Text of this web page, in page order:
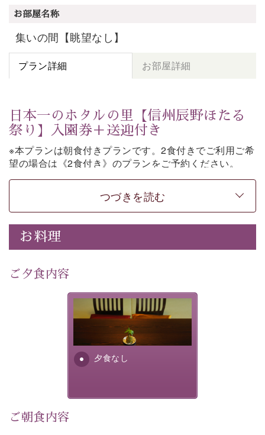
お部屋名称
集いの間【眺望なし】
プラン詳細 お部屋詳細
日本一のホタルの里【信州辰野ほたる
祭り】入園券＋送迎付き
※本プランは朝食付きプランです。2食付きでご利用ご希
望の場合は《2食付き》のプランをご予約ください。
「日本一のホタルの里」として知られる辰野町・ほたる
そこで開催される【信州辰野ほたる祭り】への送迎と入
園券がついた期間限定プランをご用意いたしました。
ホタルが織りなす幻想的な光景。昨年は多い日で1日
4,000匹以上のホタルが観測されました。（
像：辰野町）
自然豊かな信州ならではの風情をご体験ください。
宿泊期間：2026年6月13日～21日
【スケジュール】
19：10 お隣の「ホテル紅や」ロビー集合
20：00 ほたる童謡公園到着（60分間の自由時間）
21：00 ほたる童謡公園出発
21：45 「ホテル紅や」到着
つづきを読む
お料理
ご夕食内容
夕食なし
夕食なしご夕食を追加される
場合は、二食付きのプランを
お選びくださいませ。
ご朝食内容